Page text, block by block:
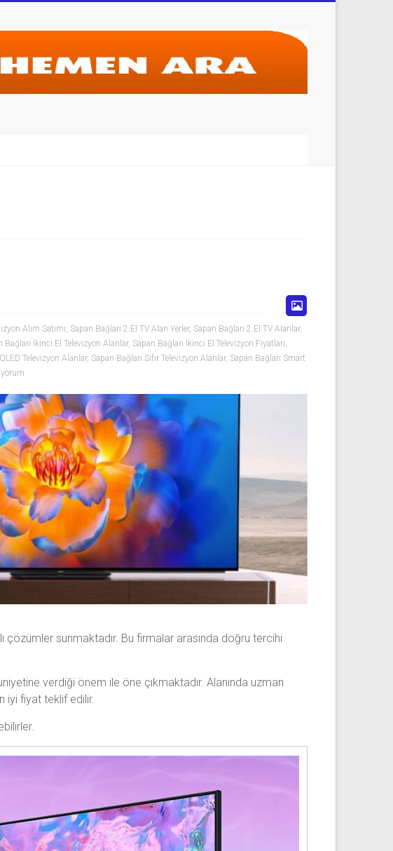
Alım Satımı, Sapan Bağları 2.El TV Alan Yerler, Sapan Bağları 2.El TV Alanlar,
Bağları İkinci El Televizyon Alanlar, Sapan Bağları İkinci El Televizyon Fiyatları,
Televizyon Alanlar, Sapan Bağları Sıfır Televizyon Alanlar, Sapan Bağları Smart
çözümler sunmaktadır. Bu firmalar arasında doğru tercihi
verdiği önem ile öne çıkmaktadır. Alanında uzman
iyi fiyat teklif edilir.